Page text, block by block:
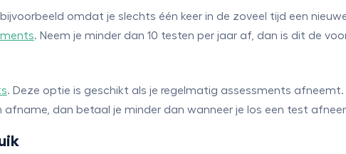
omdat je slechts één keer in de zoveel tijd een
. Neem je minder dan 10 testen per jaar af, dan is dit de
. Deze optie is geschikt als je regelmatig assessments
afname, dan betaal je minder dan wanneer je los een test